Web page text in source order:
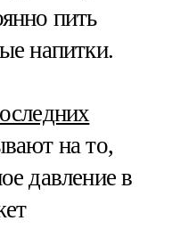
пить
напитки.
на то,
давление в